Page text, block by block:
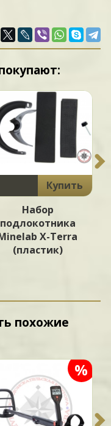
Купить
Набор
подлокотника
X-Terra
(пластик)
похожие
%